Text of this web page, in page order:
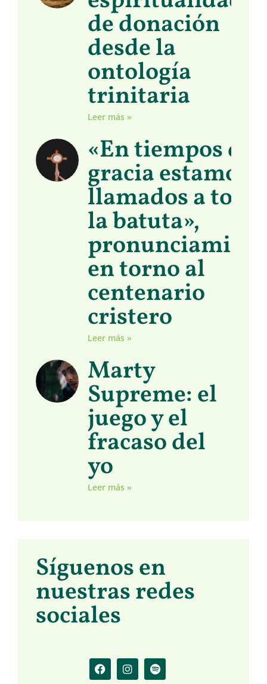
de donación
desde la
ontología
trinitaria
Leer más »
«En tiempos de
gracia estamos
llamados a
la batuta»,
en torno al
centenario
cristero
Leer más »
Marty
Supreme: el
juego y el
fracaso del
yo
Leer más »
Síguenos en
nuestras redes
sociales